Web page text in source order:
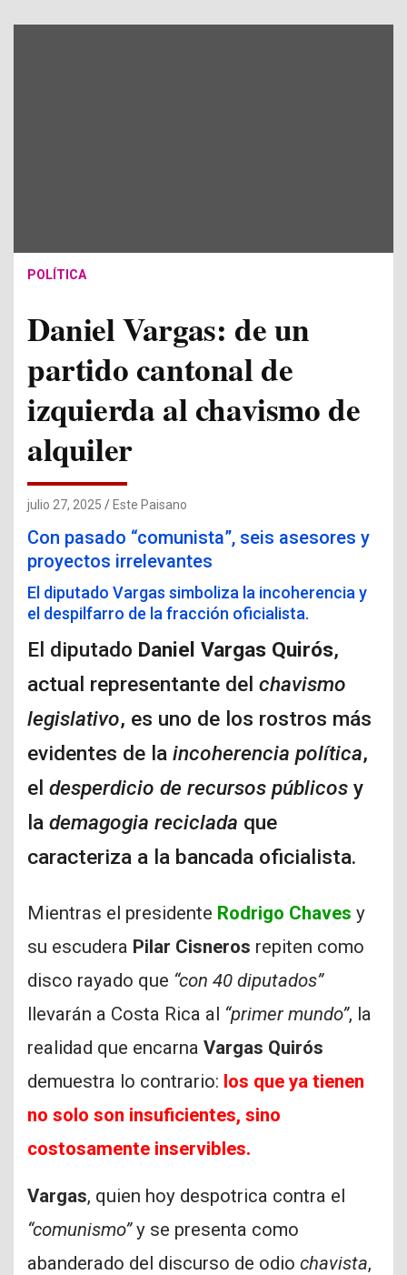
POLÍTICA
Daniel Vargas: de un
partido cantonal de
izquierda al chavismo de
alquiler
julio 27, 2025 Este Paisano
Con pasado “comunista”, seis asesores y
proyectos irrelevantes
El diputado Vargas simboliza la incoherencia y
el despilfarro de la fracción oficialista.
El diputado Daniel Vargas Quirós,
actual representante del chavismo
legislativo, es uno de los rostros más
evidentes de la incoherencia política,
el desperdicio de recursos públicos y
la demagogia reciclada que
caracteriza a la bancada oficialista.
Mientras el presidente Rodrigo Chaves y
su escudera Pilar Cisneros repiten como
disco rayado que “con 40 diputados”
llevarán a Costa Rica al “primer mundo”, la
realidad que encarna Vargas Quirós
demuestra lo contrario: los que ya tienen
no solo son insuficientes, sino
costosamente inservibles.
Vargas, quien hoy despotrica contra el
“comunismo”y se presenta como
abanderado del discurso de odio chavista,